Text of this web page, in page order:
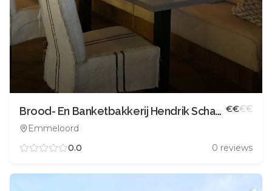
Brood- En Banketbakkerij Hendrik Schaap
Emmeloord
€€€€
0.0 0 reviews